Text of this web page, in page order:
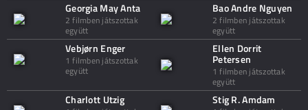
Georgia May Anta
2 filmben játszottak
együtt
Bao Andre Nguyen
2 filmben játszottak
együtt
Vebjørn Enger
1 filmben játszottak
együtt
Ellen Dorrit
Petersen
1 filmben játszottak
együtt
Charlott Utzig Stig R. Amdam